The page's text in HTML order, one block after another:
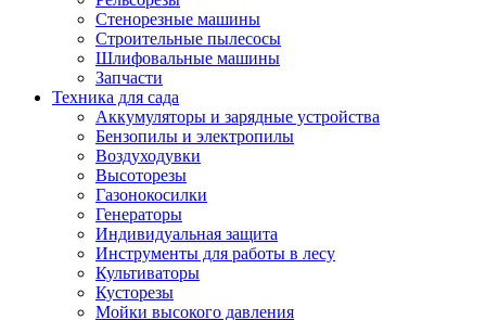
Стенорезные машины
Строительные пылесосы
Шлифовальные машины
Запчасти
Техника для сада
Аккумуляторы и зарядные устройства
Бензопилы и электропилы
Воздуходувки
Высоторезы
Газонокосилки
Генераторы
Индивидуальная защита
Инструменты для работы в лесу
Культиваторы
Кусторезы
Мойки высокого давления